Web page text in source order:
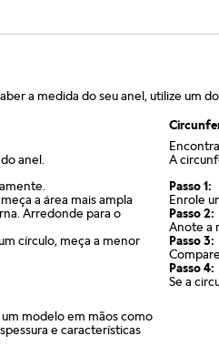
a medida do seu anel, utilize um
anel.
a área mais ampla
Arredonde para o
círculo, meça a menor
modelo em mãos como
e características
A
Passo 1:
Enrole
Passo 2:
Anote a
Passo 3:
Passo 4:
Se a